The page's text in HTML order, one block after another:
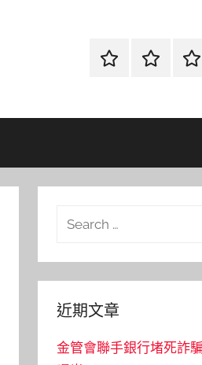
首
當
網
Search
近期文章
金管會聯手銀行堵死詐